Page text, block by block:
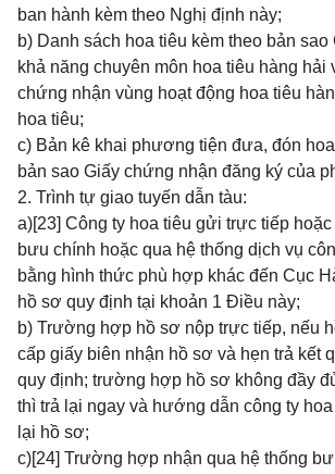
ban hành kèm theo Nghị định này;
b) Danh sách hoa tiêu kèm theo bản
khả năng chuyên môn hoa tiêu hàng hải
chứng nhận vùng hoạt động hoa tiêu
hoa tiêu;
c) Bản kê khai phương tiện đưa, đón
bản sao Giấy chứng nhận đăng ký của
2. Trình tự giao tuyến dẫn tàu:
a)[23] Công ty hoa tiêu gửi trực tiếp hoặc
bưu chính hoặc qua hệ thống dịch vụ
bằng hình thức phù hợp khác đến Cục
hồ sơ quy định tại khoản 1 Điều này;
b) Trường hợp hồ sơ nộp trực tiếp, nếu
cấp giấy biên nhận hồ sơ và hẹn trả kết
quy định; trường hợp hồ sơ không đầy
thì trả lại ngay và hướng dẫn công ty
lại hồ sơ;
c)[24] Trường hợp nhận qua hệ thống